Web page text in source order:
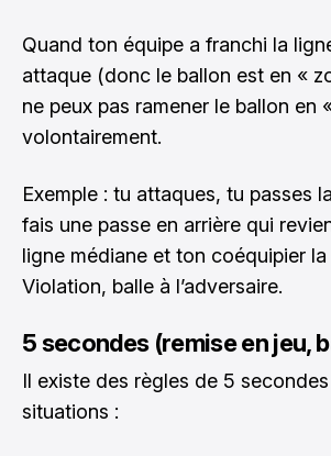
Quand ton équipe a franchi la
attaque (donc le ballon est en «
ne peux pas ramener le ballon en
volontairement.
Exemple : tu attaques, tu passes
fais une passe en arrière qui
ligne médiane et ton coéquipier
Violation, balle à l’adversaire.
5 secondes (remise en jeu,
Il existe des règles de 5
situations :